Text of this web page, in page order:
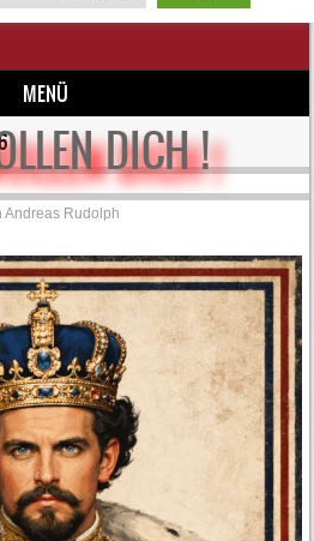
MENÜ
DICH !
Andreas Rudolph